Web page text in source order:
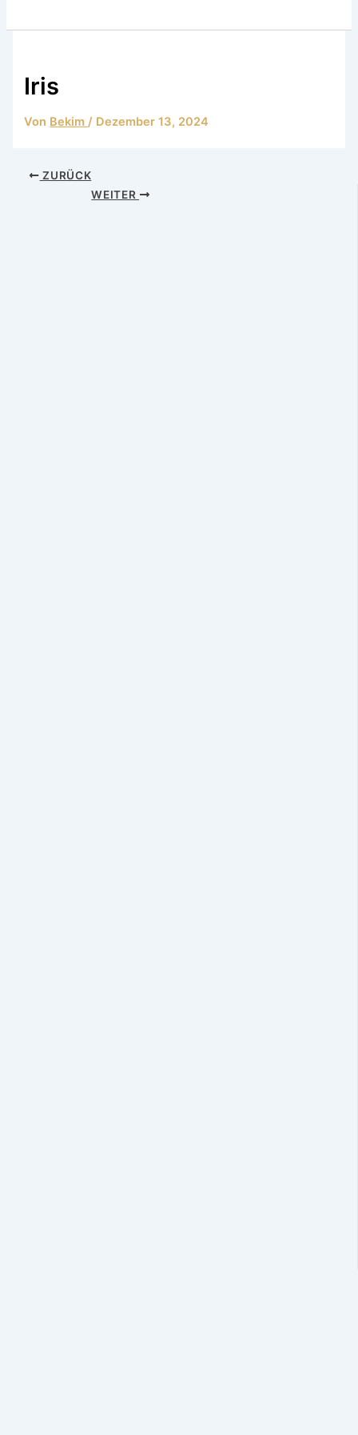
Iris
Von Bekim/ Dezember 13, 2024
ZURÜCK
WEITER